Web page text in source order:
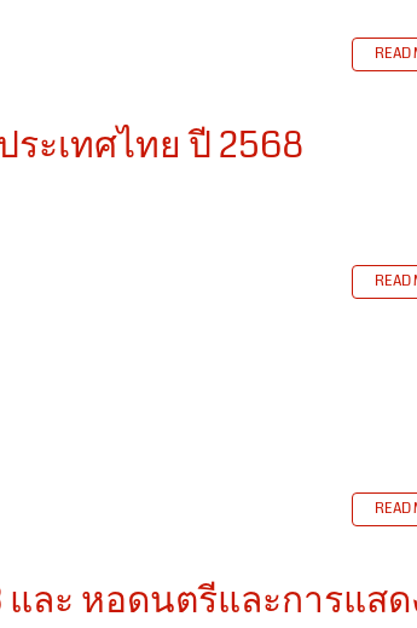
READ
ะเทศไทย ปี 2568
READ
READ
ละ หอดนตรีและการแสด